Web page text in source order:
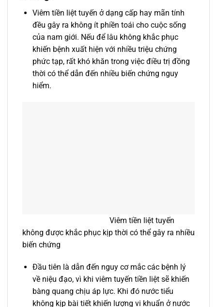
Viêm tiền liệt tuyến ở dạng cấp hay mãn tính
đều gây ra không ít phiền toái cho cuộc sống
của nam giới. Nếu để lâu không khắc phục
khiến bệnh xuất hiện với nhiều triệu chứng
phức tạp, rất khó khăn trong việc điều trị đồng
thời có thể dẫn đến nhiều biến chứng nguy
hiểm.
Viêm tiền liệt tuyến
không được khắc phục kịp thời có thể gây ra nhiều
biến chứng
Đầu tiên là dẫn đến nguy cơ mắc các bệnh lý
về niệu đạo, vì khi viêm tuyến tiền liệt sẽ khiến
bàng quang chịu áp lực. Khi đó nước tiểu
không kịp bài tiết khiến lượng vi khuẩn ở nước